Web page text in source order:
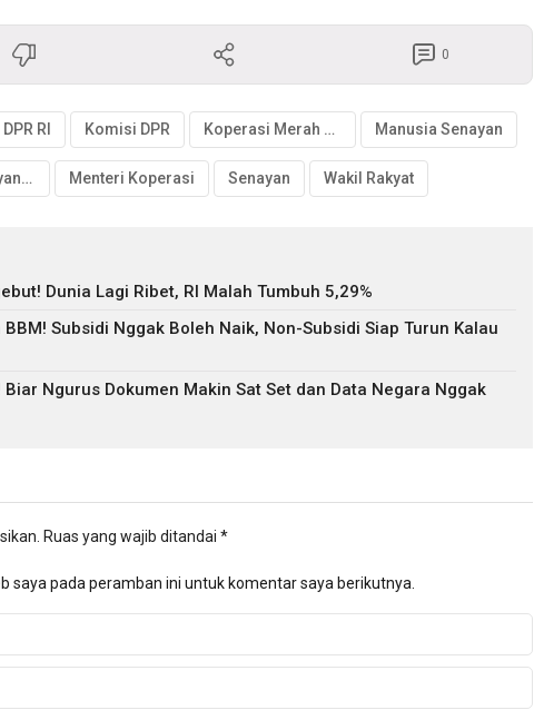
0
DPR RI Komisi DPR Koperasi Merah Putih Manusia Senayan
Manusiasenayan.id Menteri Koperasi Senayan Wakil Rakyat
Dunia Lagi Ribet, RI Malah Tumbuh 5,29%
Subsidi Nggak Boleh Naik, Non-Subsidi Siap Turun Kalau
Ngurus Dokumen Makin Sat Set dan Data Negara Nggak
Ruas yang wajib ditandai *
saya pada peramban ini untuk komentar saya berikutnya.